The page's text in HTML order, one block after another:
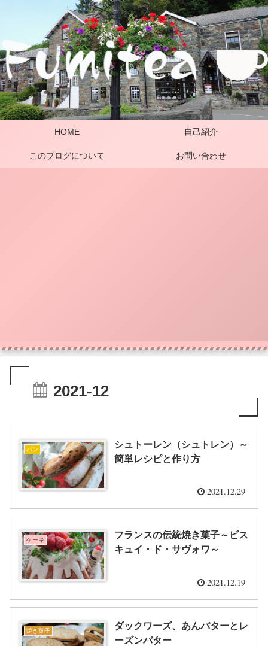
HOME 自己紹介
このブログについて お問い合わせ
2021-12
パン
シュトーレン（シュトレン）～
簡単レシピと作り方
2021.12.29
ケーキ
フランスの伝統焼き菓子～ビス
キュイ・ド・サヴォワ～
2021.12.19
焼き菓子
ダックワーズ、あんバターとレ
ーズンバター